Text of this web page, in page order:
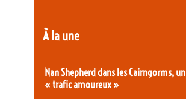
À la une
Nan Shepherd dans les Cairngorms, un
« trafic amoureux »